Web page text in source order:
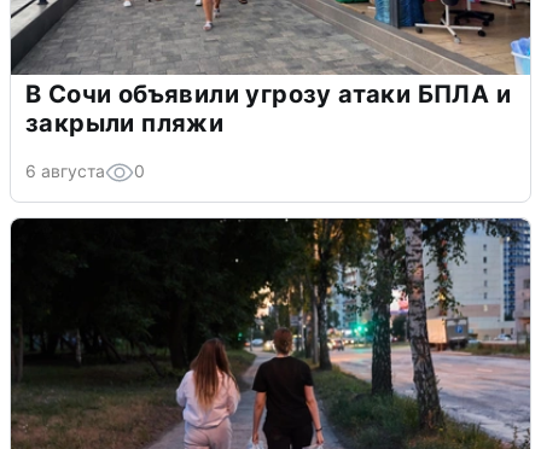
В Сочи объявили угрозу атаки БПЛА и
закрыли пляжи
6 августа 0